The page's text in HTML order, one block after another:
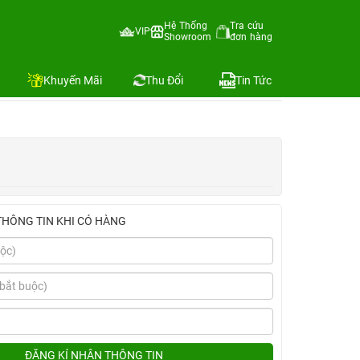
VIP
Hệ Thống
Showroom
Tra cứu
đơn hàng
Khuyến Mãi Thu Đổi Tin Tức
TIN KHI CÓ HÀNG
ĐĂNG KÍ NHẬN THÔNG TIN